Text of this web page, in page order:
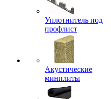
Уплотнитель под
профлист
Акустические
минплиты